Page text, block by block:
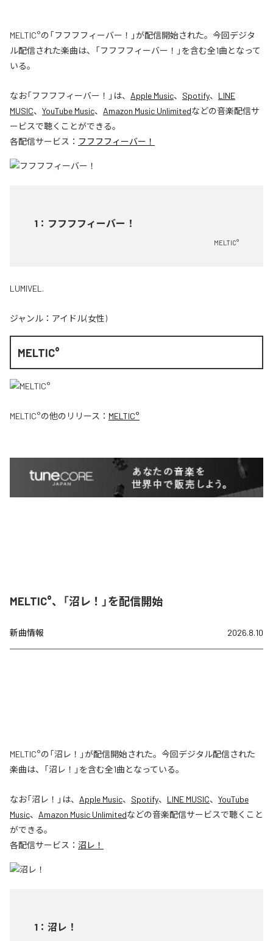
MELTIC°の「フフフフィーバー！」が配信開始された。今回デジタ
ル配信された楽曲は、「フフフフィーバー！」を含む全1曲となって
いる。
なお「フフフフィーバー！ 」は、 Apple Music、 Spotify、 LINE
MUSIC、 YouTube Music、 Amazon Music Unlimitedなどの音楽配信サ
ービスで聴くことができる。
各配信サービス： フフフフィーバー！
1 ： フフフフィーバー！
MELTIC°
LUMIVEL.
ジャンル： アイドル(女性)
MELTIC°
MELTIC°の他のリリース： MELTIC°
MELTIC°、「沼レ！」を配信開始
新曲情報 2026.8.10
MELTIC°の「沼レ！」が配信開始された。今回デジタル配信された
楽曲は、「沼レ！」を含む全1曲となっている。
なお「沼レ！ 」は、 Apple Music、 Spotify、 LINE MUSIC、 YouTube
Music、 Amazon Music Unlimitedなどの音楽配信サービスで聴くこと
ができる。
各配信サービス： 沼レ！
1 ： 沼レ！